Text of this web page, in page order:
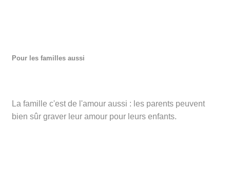
Pour les familles aussi
La famille c'est de l'amour aussi : les parents peuvent
bien sûr graver leur amour pour leurs enfants.